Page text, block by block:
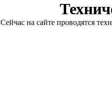
Сейчас на сайте проводятся